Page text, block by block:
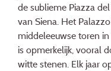
de sublieme Piazza
van Siena. Het
middeleeuwse toren
is opmerkelijk, vooral
witte stenen. Elk jaar